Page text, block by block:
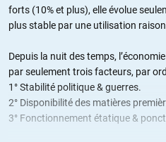
forts (10% et plus), elle évolue
plus stable par une utilisation
Depuis la nuit des temps,
par seulement trois facteurs, par
1° Stabilité politique & guerres.
2° Disponibilité des matières
3° Fonctionnement étatique &